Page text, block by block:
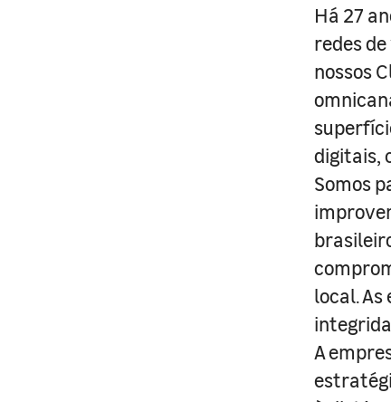
Há 27
redes
nossos
digitais,
Somos
local.
A